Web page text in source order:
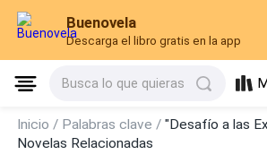
Buenovela
Descarga el libro gratis en la app
Busca lo que quieras
Inicio / Palabras clave /"Desafío a las
Novelas Relacionadas